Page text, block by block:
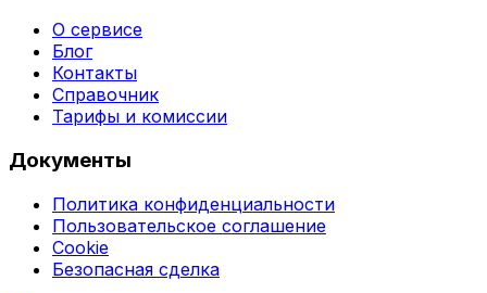
О сервисе
Блог
Контакты
Справочник
Тарифы и комиссии
Документы
Политика конфиденциальности
Пользовательское соглашение
Cookie
Безопасная сделка